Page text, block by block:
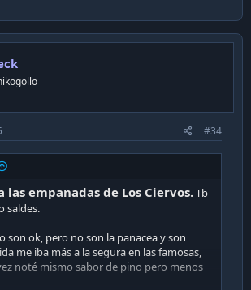
#34
las empanadas de Los Ciervos.Tb
saldes.
son ok, pero no son la panacea y son
me iba más a la segura en las famosas,
noté mismo sabor de pino pero menos